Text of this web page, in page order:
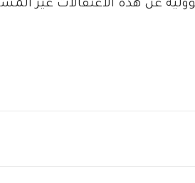
عن هذه الاعتقالات غير